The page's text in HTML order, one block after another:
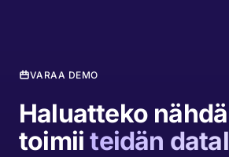
VARAA DEMO
Haluatteko
toimiiteidän